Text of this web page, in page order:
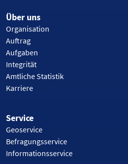
Über uns
Organisation
Auftrag
Aufgaben
Integrität
Amtliche Statistik
Karriere
Service
Geoservice
Befragungsservice
Informationsservice